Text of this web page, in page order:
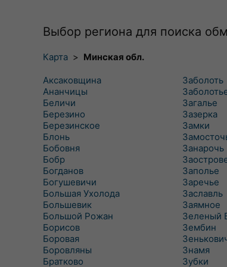
Выбор региона для поиска
Карта > Минская обл.
Аксаковщина
Ананчицы
Беличи
Березино
Березинское
Блонь
Бобовня
Бобр
Богданов
Богушевичи
Большая Ухолода
Большевик
Большой Рожан
Борисов
Боровая
Боровляны
Братково
Заболоть
Загалье
Зазерка
Замки
Занарочь
Заполье
Заречье
Заславль
Заямное
Зеленый
Зембин
Знамя
Зубки